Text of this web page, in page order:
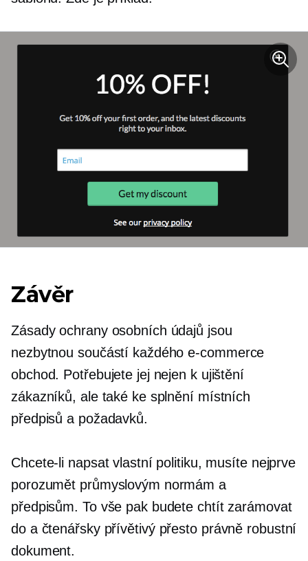
Závěr
Zásady ochrany osobních údajů jsou
nezbytnou součástí každéhoe-commerce
obchod. Potřebujete jej nejen k ujištění
zákazníků, ale také ke splnění místních
předpisů a požadavků.
Chcete-li napsat vlastní politiku, musíte nejprve
porozumět průmyslovým normám a
předpisům. To vše pak budete chtít zarámovat
do a čtenářsky přívětivýpřesto právně robustní
dokument.